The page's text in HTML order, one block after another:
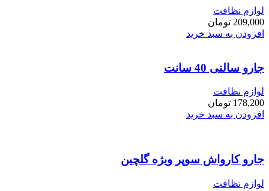
لوازم نظافت
209,000 تومان
افزودن به سبد خرید
جارو سالنی 40 سانت
لوازم نظافت
178,200 تومان
افزودن به سبد خرید
جارو کارواش سوپر ویژه گلچین
لوازم نظافت